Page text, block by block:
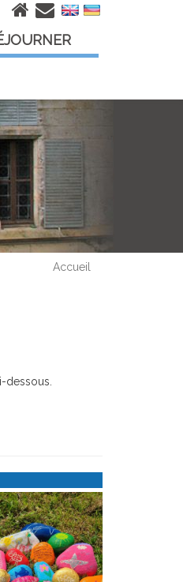
Accueil